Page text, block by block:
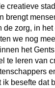
creatieve
brengt
de zorg, in
we nog
het Gents
te leren van
besefte dat